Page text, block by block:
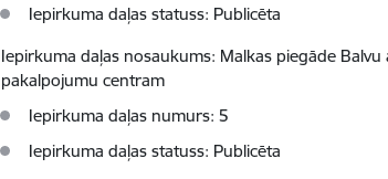
Iepirkuma daļas statuss: Publicēta
Iepirkuma daļas nosaukums: Malkas piegāde
pakalpojumu centram
Iepirkuma daļas numurs: 5
Iepirkuma daļas statuss: Publicēta